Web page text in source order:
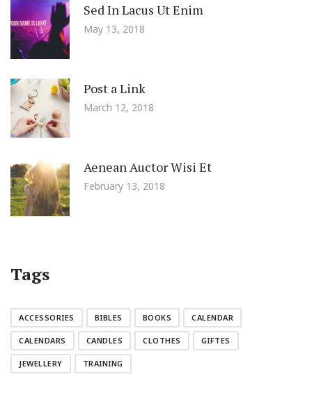
Sed In Lacus Ut Enim
May 13, 2018
Post a Link
March 12, 2018
Aenean Auctor Wisi Et
February 13, 2018
Tags
ACCESSORIES BIBLES BOOKS CALENDAR
CALENDARS CANDLES CLOTHES GIFTES
JEWELLERY TRAINING